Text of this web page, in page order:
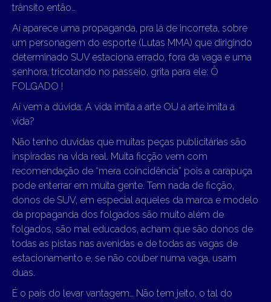
trânsito então…
Aí aparece uma propaganda, pra lá de incorreta, sobre
um personagem do esporte (Lutas MMA) que dirigindo
determinado SUV estaciona errado, fora da vaga e uma
senhora, tricotando no passeio, grita para ele: Ô
FOLGADO !
Aí vem a dúvida: A vida imita a arte OU a arte imita a
vida?
Não tenho duvidas que muitas peças publicitárias são
inspiradas na vida real. Muita ficção vem com
recomendação de “mera coincidência” pois a carapuça
pode enterrar em muita gente. Tem nada de ficção,
donos de SUV, em especial aqueles da marca e modelo
da propaganda dos folgados são muito além de
folgados, são mal educados, acham que são donos de
todas as pistas nas avenidas e de todas as vagas de
estacionamento e, se não couber numa vaga, usam
duas.
É o país do levar vantagem… Não tem jeito, o tal do